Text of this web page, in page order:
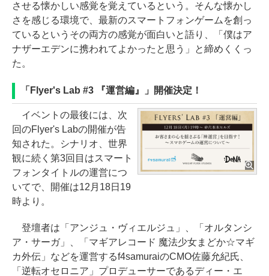
させる懐かしい感覚を覚えているという。そんな懐かし
さを感じる環境で、最新のスマートフォンゲームを創っ
ているというその両方の感覚が面白いと語り、「僕はア
ナザーエデンに携われてよかったと思う」と締めくくっ
た。
「Flyer's Lab #3 『運営編』」開催決定！
イベントの最後には、次
回のFlyer's Labの開催が告
知された。シナリオ、世界
観に続く第3回目はスマート
フォンタイトルの運営につ
いてで、開催は12月18日19
時より。
登壇者は「アンジュ・ヴィエルジュ」、「オルタンシ
ア・サーガ」、「マギアレコード 魔法少女まどか☆マギ
カ外伝」などを運営するf4samuraiのCMO佐藤允紀氏、
「逆転オセロニア」プロデューサーであるディー・エ